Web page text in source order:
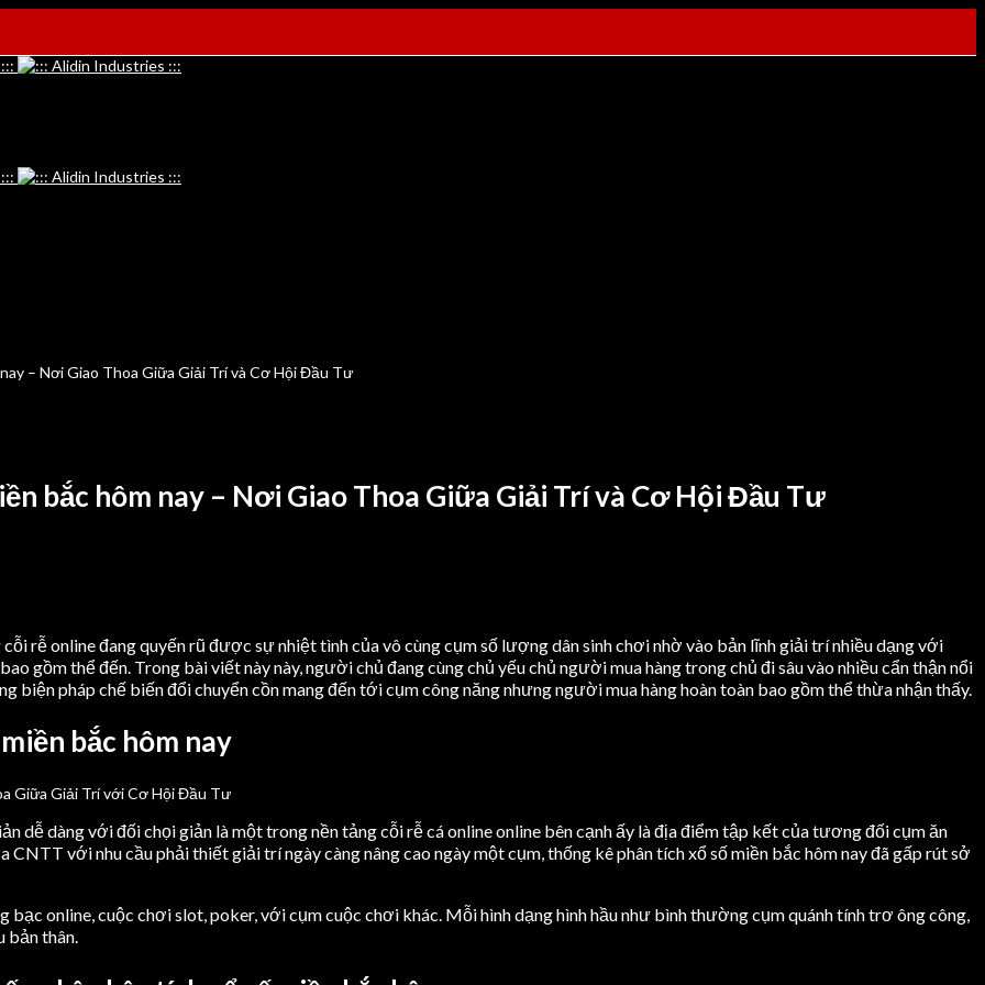
– Nơi Giao Thoa Giữa Giải Trí và Cơ Hội Đầu Tư
bắc hôm nay – Nơi Giao Thoa Giữa Giải Trí và Cơ Hội Đầu Tư
rễ online đang quyến rũ được sự nhiệt tình của vô cùng cụm số lượng dân sinh chơi nhờ vào bản lĩnh giải trí nhiều dạng với
gồm thể đến. Trong bài viết này này, người chủ đang cùng chủ yếu chủ người mua hàng trong chủ đi sâu vào nhiều cẩn thận nổi
biện pháp chế biến đổi chuyển cồn mang đến tới cụm công năng nhưng người mua hàng hoàn toàn bao gồm thể thừa nhận thấy.
bắc hôm nay
dễ dàng với đối chọi giản là một trong nền tảng cỗi rễ cá online online bên cạnh ấy là địa điểm tập kết của tương đối cụm ăn
với nhu cầu phải thiết giải trí ngày càng nâng cao ngày một cụm, thống kê phân tích xổ số miền bắc hôm nay đã gấp rút sở
online, cuộc chơi slot, poker, với cụm cuộc chơi khác. Mỗi hình dạng hình hầu như bình thường cụm quánh tính trơ ông công,
bản thân.